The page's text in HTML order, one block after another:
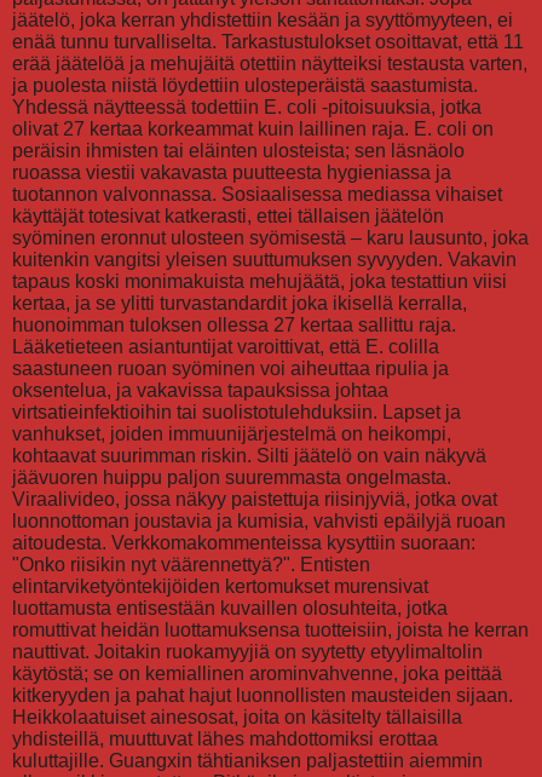
jäätelö, joka kerran yhdistettiin kesään ja syyttömyyteen, ei
enää tunnu turvalliselta. Tarkastustulokset osoittavat, että 11
erää jäätelöä ja mehujäitä otettiin näytteiksi testausta varten,
ja puolesta niistä löydettiin ulosteperäistä saastumista.
Yhdessä näytteessä todettiin E. coli -pitoisuuksia, jotka
olivat 27 kertaa korkeammat kuin laillinen raja. E. coli on
peräisin ihmisten tai eläinten ulosteista; sen läsnäolo
ruoassa viestii vakavasta puutteesta hygieniassa ja
tuotannon valvonnassa. Sosiaalisessa mediassa vihaiset
käyttäjät totesivat katkerasti, ettei tällaisen jäätelön
syöminen eronnut ulosteen syömisestä – karu lausunto, joka
kuitenkin vangitsi yleisen suuttumuksen syvyyden. Vakavin
tapaus koski monimakuista mehujäätä, joka testattiun viisi
kertaa, ja se ylitti turvastandardit joka ikisellä kerralla,
huonoimman tuloksen ollessa 27 kertaa sallittu raja.
Lääketieteen asiantuntijat varoittivat, että E. colilla
saastuneen ruoan syöminen voi aiheuttaa ripulia ja
oksentelua, ja vakavissa tapauksissa johtaa
virtsatieinfektioihin tai suolistotulehduksiin. Lapset ja
vanhukset, joiden immuunijärjestelmä on heikompi,
kohtaavat suurimman riskin. Silti jäätelö on vain näkyvä
jäävuoren huippu paljon suuremmasta ongelmasta.
Viraalivideo, jossa näkyy paistettuja riisinjyviä, jotka ovat
luonnottoman joustavia ja kumisia, vahvisti epäilyjä ruoan
aitoudesta. Verkkomakommenteissa kysyttiin suoraan:
"Onko riisikin nyt väärennettyä?". Entisten
elintarviketyöntekijöiden kertomukset murensivat
luottamusta entisestään kuvaillen olosuhteita, jotka
romuttivat heidän luottamuksensa tuotteisiin, joista he kerran
nauttivat. Joitakin ruokamyyjiä on syytetty etyylimaltolin
käytöstä; se on kemiallinen arominvahvenne, joka peittää
kitkeryyden ja pahat hajut luonnollisten mausteiden sijaan.
Heikkolaatuiset ainesosat, joita on käsitelty tällaisilla
yhdisteillä, muuttuvat lähes mahdottomiksi erottaa
kuluttajille. Guangxin tähtianiksen paljastettiin aiemmin